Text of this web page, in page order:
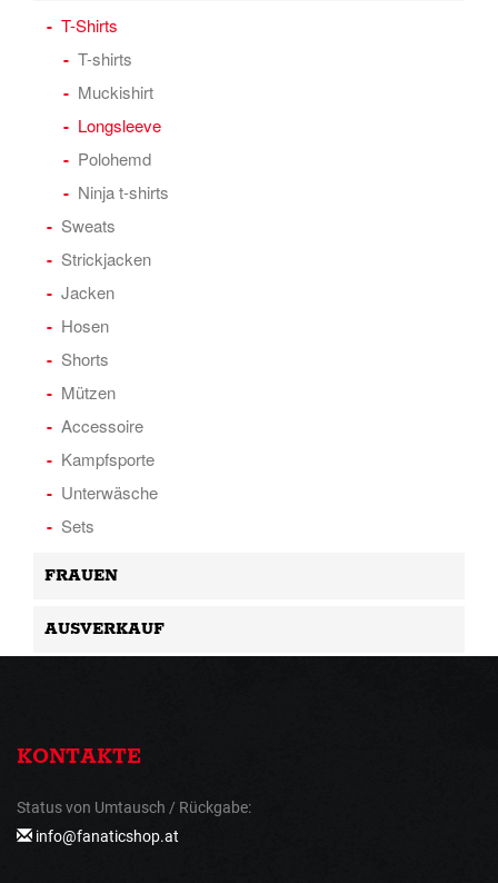
T-Shirts
T-shirts
Muckishirt
Longsleeve
Polohemd
Ninja t-shirts
Sweats
Strickjacken
Jacken
Hosen
Shorts
Mützen
Accessoire
Kampfsporte
Unterwäsche
Sets
FRAUEN
AUSVERKAUF
KONTAKTE
Status von Umtausch / Rückgabe:
info@fanaticshop.at